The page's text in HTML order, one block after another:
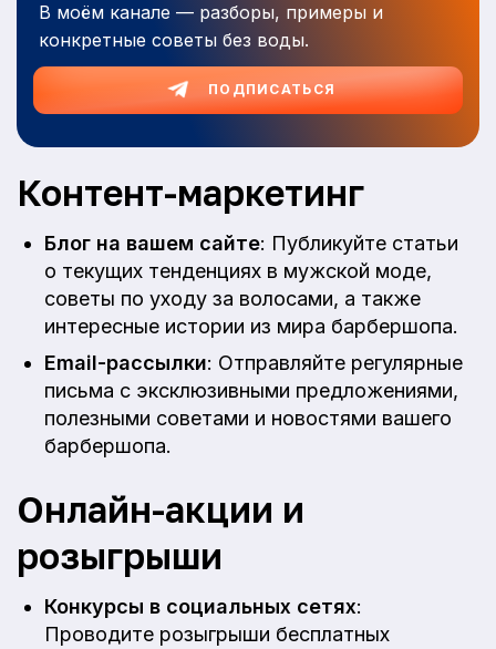
В моём канале — разборы, примеры и
конкретные советы без воды.
ПОДПИСАТЬСЯ
Контент-маркетинг
Блог на вашем сайте: Публикуйте статьи
о текущих тенденциях в мужской моде,
советы по уходу за волосами, а также
интересные истории из мира барбершопа.
Email-рассылки: Отправляйте регулярные
письма с эксклюзивными предложениями,
полезными советами и новостями вашего
барбершопа.
Онлайн-акции и
розыгрыши
Конкурсы в социальных сетях:
Проводите розыгрыши бесплатных